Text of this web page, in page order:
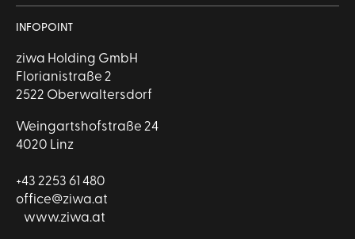
INFOPOINT
ziwa Holding GmbH
Florianistraße 2
2522 Oberwaltersdorf
Weingartshofstraße 24
4020 Linz
+43 2253 61 480
office@ziwa.at
www.ziwa.at